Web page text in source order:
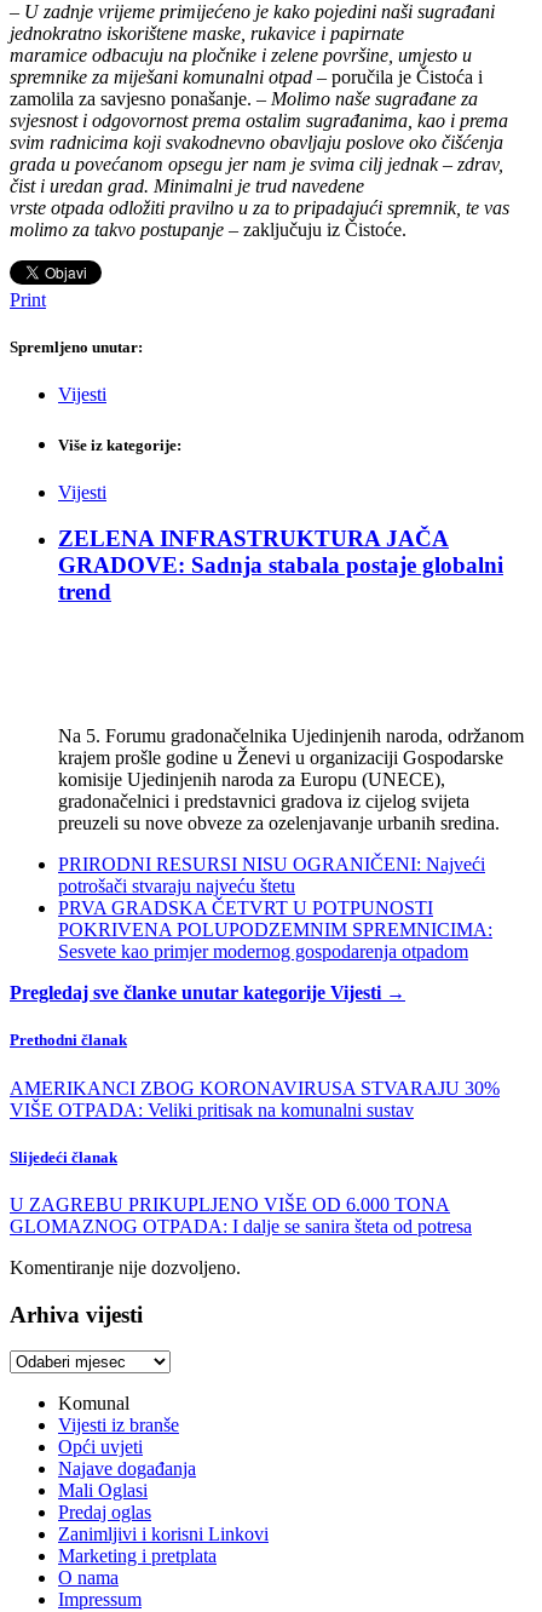
– U zadnje vrijeme primijećeno je kako pojedini naši sugrađani
jednokratno iskorištene maske, rukavice i papirnate
maramice odbacuju na pločnike i zelene površine, umjesto u
spremnike za miješani komunalni otpad – poručila je Čistoća i
zamolila za savjesno ponašanje. – Molimo naše sugrađane za
svjesnost i odgovornost prema ostalim sugrađanima, kao i prema
svim radnicima koji svakodnevno obavljaju poslove oko čišćenja
grada u povećanom opsegu jer nam je svima cilj jednak – zdrav,
čist i uredan grad. Minimalni je trud navedene
vrste otpada odložiti pravilno u za to pripadajući spremnik, te vas
molimo za takvo postupanje – zaključuju iz Čistoće.
Print
Spremljeno unutar:
Vijesti
Više iz kategorije:
Vijesti
ZELENA INFRASTRUKTURA JAČA
GRADOVE: Sadnja stabala postaje globalni
trend
Na 5. Forumu gradonačelnika Ujedinjenih naroda, održanom
krajem prošle godine u Ženevi u organizaciji Gospodarske
komisije Ujedinjenih naroda za Europu (UNECE),
gradonačelnici i predstavnici gradova iz cijelog svijeta
preuzeli su nove obveze za ozelenjavanje urbanih sredina.
PRIRODNI RESURSI NISU OGRANIČENI: Najveći
potrošači stvaraju najveću štetu
PRVA GRADSKA ČETVRT U POTPUNOSTI
POKRIVENA POLUPODZEMNIM SPREMNICIMA:
Sesvete kao primjer modernog gospodarenja otpadom
Pregledaj sve članke unutar kategorije Vijesti →
Prethodni članak
AMERIKANCI ZBOG KORONAVIRUSA STVARAJU 30%
VIŠE OTPADA: Veliki pritisak na komunalni sustav
Slijedeći članak
U ZAGREBU PRIKUPLJENO VIŠE OD 6.000 TONA
GLOMAZNOG OTPADA: I dalje se sanira šteta od potresa
Komentiranje nije dozvoljeno.
Arhiva vijesti
Arhiva
Komunal
Vijesti iz branše
Opći uvjeti
Najave događanja
Mali Oglasi
Predaj oglas
Zanimljivi i korisni Linkovi
Marketing i pretplata
O nama
Impressum